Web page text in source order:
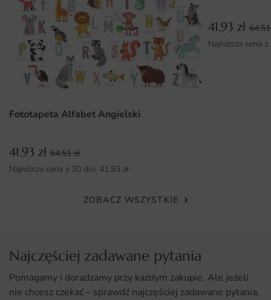
umiejętności.
Fototapeta Alfabet Angielski
41.93 zł 64.51zł
Najniższa cena z 30 dni: 41.93 zł
41.93 zł
Najniższa cena
ZOBACZ WSZYSTKIE
Najczęściej zadawane pytania
Pomagamy i doradzamy przy każdym zakupie. Ale jeżeli
nie chcesz czekać – sprawdź najczęściej zadawane pytania.